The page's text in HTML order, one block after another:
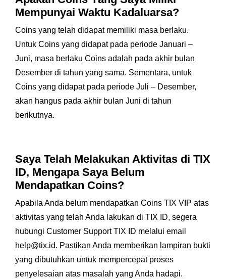
Mempunyai Waktu Kadaluarsa?
Coins yang telah didapat memiliki masa berlaku.
Untuk Coins yang didapat pada periode Januari –
Juni, masa berlaku Coins adalah pada akhir bulan
Desember di tahun yang sama. Sementara, untuk
Coins yang didapat pada periode Juli – Desember,
akan hangus pada akhir bulan Juni di tahun
berikutnya.
Saya Telah Melakukan Aktivitas di TIX
ID, Mengapa Saya Belum
Mendapatkan Coins?
Apabila Anda belum mendapatkan Coins TIX VIP atas
aktivitas yang telah Anda lakukan di TIX ID, segera
hubungi Customer Support TIX ID melalui email
help@tix.id. Pastikan Anda memberikan lampiran bukti
yang dibutuhkan untuk mempercepat proses
penyelesaian atas masalah yang Anda hadapi.